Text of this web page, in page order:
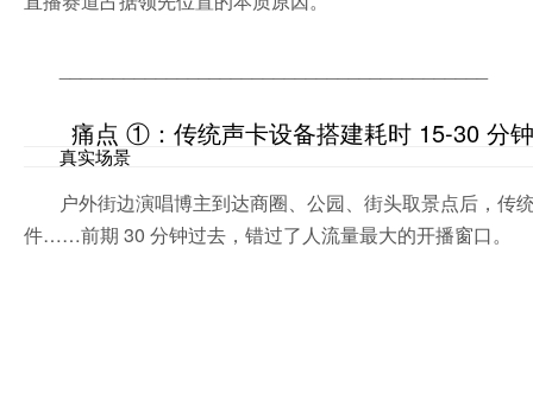
痛点 ①：传统声卡设备搭建耗时 15-30 分
真实场景
户外街边演唱博主到达商圈、公园、街头取景点后，
件……前期 30 分钟过去，错过了人流量最大的开播窗口。